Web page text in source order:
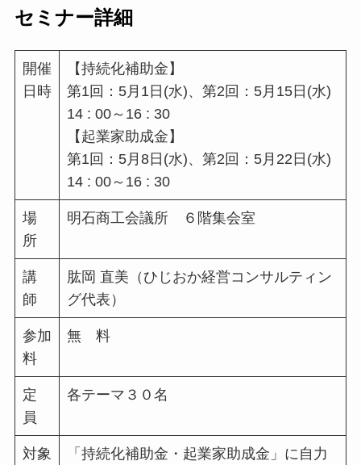
セミナー詳細
開催
日時
【持続化補助金】
第1回：5月1日(水)、第2回：5月15日(水)
14 : 00～16 : 30
【起業家助成金】
第1回：5月8日(水)、第2回：5月22日(水)
14 : 00～16 : 30
場
所
明石商工会議所 ６階集会室
講
師
肱岡 直美（ひじおか経営コンサルティン
グ代表）
参加
料
無 料
定
員
各テーマ３０名
対象
「持続化補助金・起業家助成金」に自力